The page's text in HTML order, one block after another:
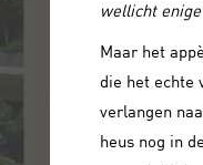
wellicht
Maar het
die het echte
verlangen
heus nog in